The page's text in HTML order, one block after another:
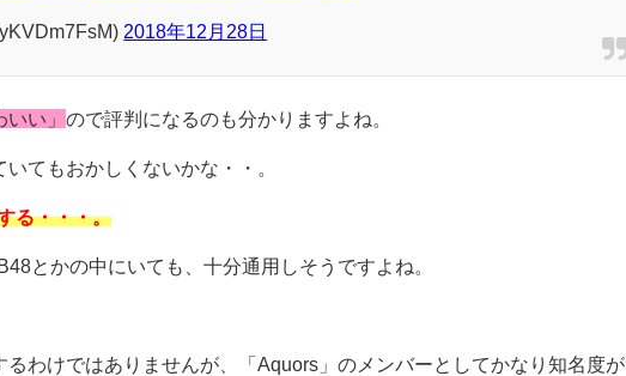
2018年12月28日
いい」ので評判になるのも分かりますよね。
てもおかしくないかな・・。
る・・・。
とかの中にいても、十分通用しそうですよね。
わけではありませんが、「Aquors 」のメンバーとしてかなり知名度が